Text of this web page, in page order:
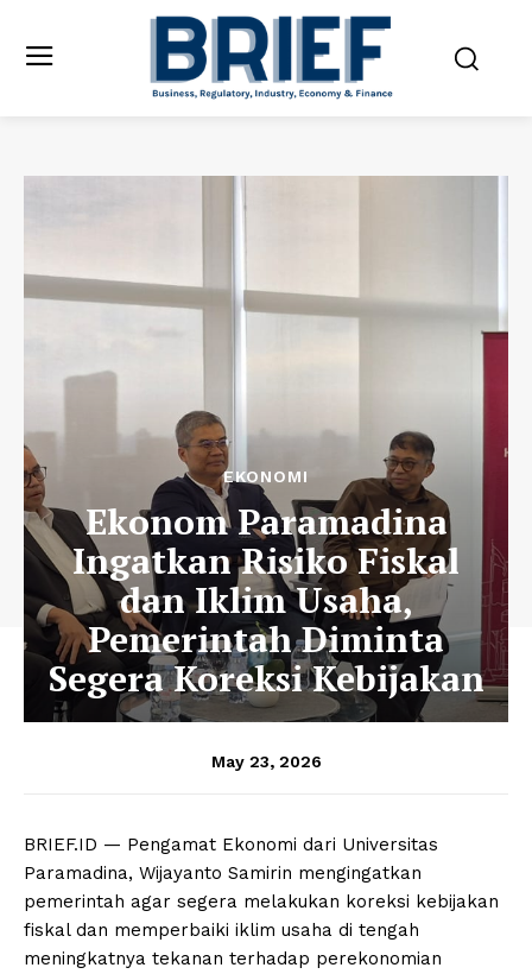
EKONOMI
Ekonom Paramadina
Ingatkan Risiko Fiskal
dan Iklim Usaha,
Pemerintah Diminta
Segera Koreksi Kebijakan
May 23, 2026
BRIEF.ID — Pengamat Ekonomi dari Universitas
Paramadina, Wijayanto Samirin mengingatkan
pemerintah agar segera melakukan koreksi kebijakan
fiskal dan memperbaiki iklim usaha di tengah
meningkatnya tekanan terhadap perekonomian